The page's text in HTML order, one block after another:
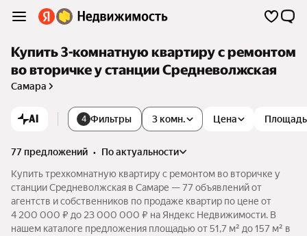
Купить 3-комнатную квартиру с ремонтом
во вторичке у станции Средневолжская
Самара
AI 4 Фильтры 3 комн. Цена Площадь
77 предложений •
по актуальности
Купить трехкомнатную квартиру с ремонтом во вторичке у
станции Средневолжская в Самаре — 77 объявлений от
агентств и собственников по продаже квартир по цене от
4 200 000 ₽ до 23 000 000 ₽ на Яндекс Недвижимости. В
нашем каталоге предложения площадью от 51,7 м² до 157 м² в